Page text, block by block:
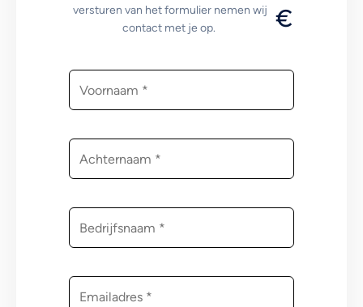
versturen van het formulier nemen wij
contact met je op.
€